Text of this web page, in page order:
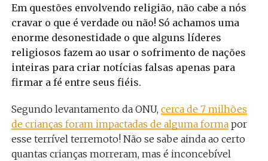
Em questões envolvendo religião, não cabe a nós
cravar o que é verdade ou não! Só achamos uma
enorme desonestidade o que alguns líderes
religiosos fazem ao usar o sofrimento de nações
inteiras para criar notícias falsas apenas para
firmar a fé entre seus fiéis.
Segundo levantamento da ONU, cerca de 7 milhões
de crianças foram impactadas de alguma formapor
esse terrível terremoto! Não se sabe ainda ao certo
quantas crianças morreram, mas é inconcebível